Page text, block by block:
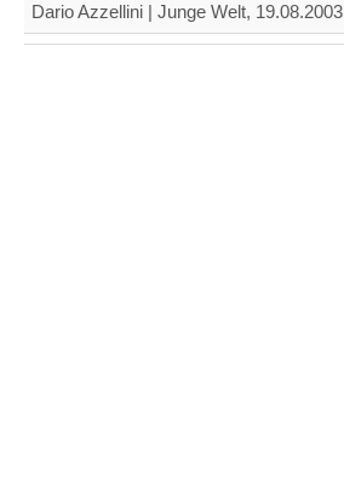
Dario Azzellini | Junge Welt, 19.08.2003